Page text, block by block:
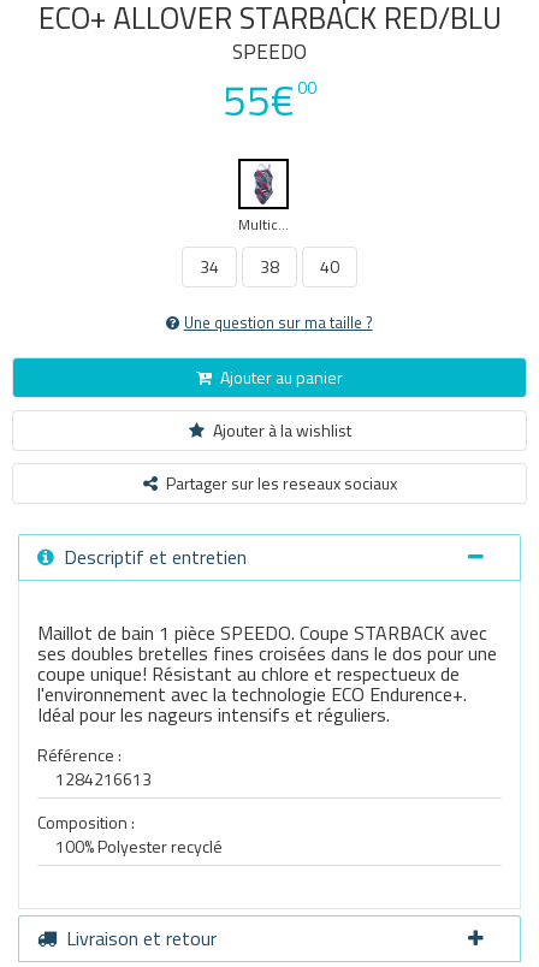
ECO+ ALLOVER STARBACK RED/BLU
SPEEDO
55€00
Multicouleur
34 38 40
Une question sur ma taille ?
Ajouter au panier
Ajouter à la wishlist
Partager sur les reseaux sociaux
Descriptif et entretien
Maillot de bain 1 pièce SPEEDO. Coupe STARBACK avec
ses doubles bretelles fines croisées dans le dos pour une
coupe unique! Résistant au chlore et respectueux de
l'environnement avec la technologie ECO Endurence+.
Idéal pour les nageurs intensifs et réguliers.
Référence :
1284216613
Composition :
100% Polyester recyclé
Livraison et retour